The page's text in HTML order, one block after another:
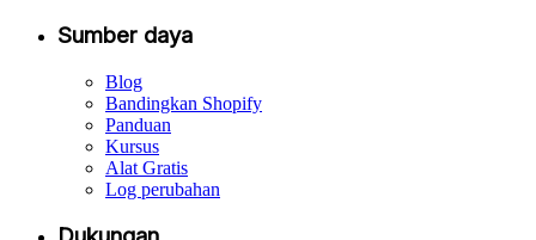
Sumber daya
Blog
Bandingkan Shopify
Panduan
Kursus
Alat Gratis
Log perubahan